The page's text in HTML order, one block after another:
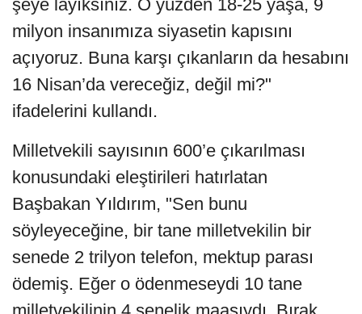
şeye layıksınız. O yüzden 18-25 yaşa, 9
milyon insanımıza siyasetin kapısını
açıyoruz. Buna karşı çıkanların da hesabını
16 Nisan’da vereceğiz, değil mi?"
ifadelerini kullandı.
Milletvekili sayısının 600’e çıkarılması
konusundaki eleştirileri hatırlatan
Başbakan Yıldırım, "Sen bunu
söyleyeceğine, bir tane milletvekilin bir
senede 2 trilyon telefon, mektup parası
ödemiş. Eğer o ödenmeseydi 10 tane